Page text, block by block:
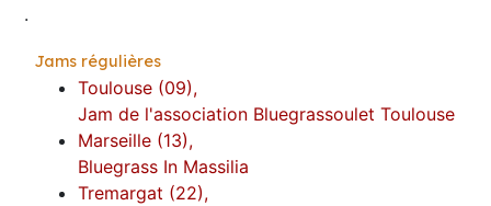
.
Jams régulières
Toulouse (09),
Jam de l'association Bluegrassoulet Toulouse
Marseille (13),
Bluegrass In Massilia
Tremargat (22),